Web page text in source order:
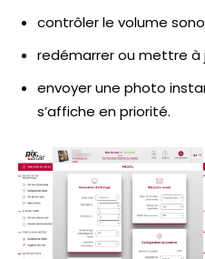
contrôler le volume
redémarrer ou mettre à
envoyer une photo
s’affiche en priorité.